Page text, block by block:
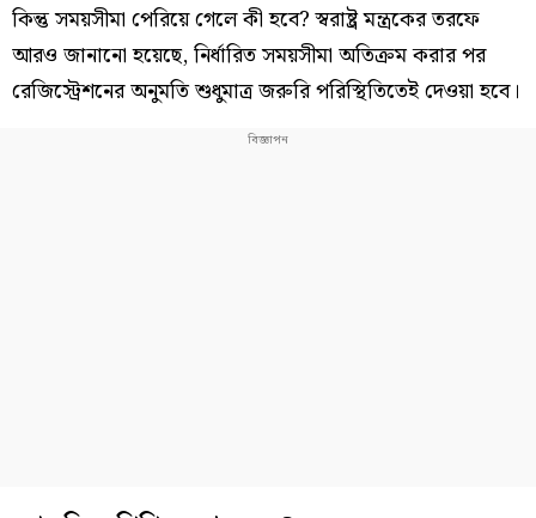
কিন্তু সময়সীমা পেরিয়ে গেলে কী হবে? স্বরাষ্ট্র মন্ত্রকের তরফে
আরও জানানো হয়েছে, নির্ধারিত সময়সীমা অতিক্রম করার পর
রেজিস্ট্রেশনের অনুমতি শুধুমাত্র জরুরি পরিস্থিতিতেই দেওয়া হবে।